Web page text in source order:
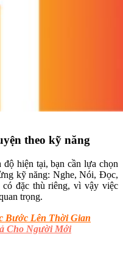
theo kỹ năng
hiện tại, bạn cần lựa chọn
kỹ năng: Nghe, Nói, Đọc,
đặc thù riêng, vì vậy việc
trọng.
Bước Lên Thời Gian
Cho Người Mới